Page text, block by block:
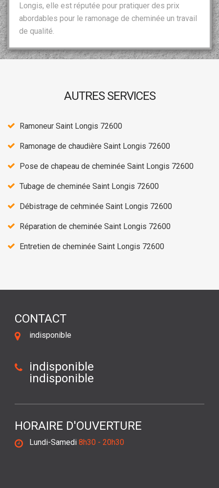
Longis, elle est réputée pour pratiquer des prix
abordables pour le ramonage de cheminée un travail
de qualité.
AUTRES SERVICES
Ramoneur Saint Longis 72600
Ramonage de chaudière Saint Longis 72600
Pose de chapeau de cheminée Saint Longis 72600
Tubage de cheminée Saint Longis 72600
Débistrage de cehminée Saint Longis 72600
Réparation de cheminée Saint Longis 72600
Entretien de cheminée Saint Longis 72600
CONTACT
indisponible
indisponible
indisponible
HORAIRE D'OUVERTURE
Lundi-Samedi 8h30 - 20h30